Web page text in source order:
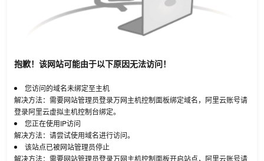
抱歉！该网站可能由于以下原因无法访问！
您访问的域名未绑定至主机
解决方法：需要网站管理员登录万网主机控制面板绑定域名，阿里云账号请
登录阿里云虚拟主机控制台绑定。
您正在使用IP访问
解决方法：请尝试使用域名进行访问。
该站点已被网站管理员停止
解决方法：需要网站管理员登录万网主机控制面板开启站点，阿里云账号请